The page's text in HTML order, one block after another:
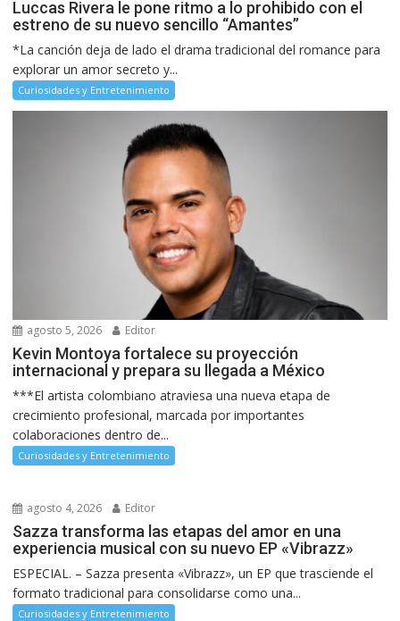
Luccas Rivera le pone ritmo a lo prohibido con el
estreno de su nuevo sencillo “Amantes”
*La canción deja de lado el drama tradicional del romance para
explorar un amor secreto y...
Curiosidades y Entretenimiento
agosto 5, 2026 Editor
Kevin Montoya fortalece su proyección
internacional y prepara su llegada a México
***El artista colombiano atraviesa una nueva etapa de
crecimiento profesional, marcada por importantes
colaboraciones dentro de...
Curiosidades y Entretenimiento
agosto 4, 2026 Editor
Sazza transforma las etapas del amor en una
experiencia musical con su nuevo EP «Vibrazz»
ESPECIAL. – Sazza presenta «Vibrazz», un EP que trasciende el
formato tradicional para consolidarse como una...
Curiosidades y Entretenimiento